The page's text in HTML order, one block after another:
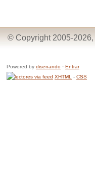
© Copyright 2005-2026,
Powered by disenando · Entrar
XHTML
- CSS